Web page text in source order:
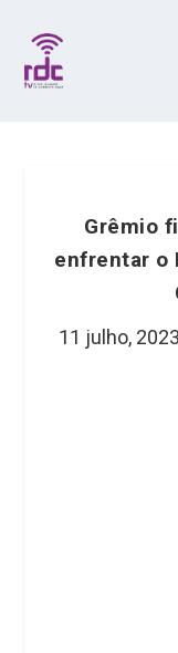
Grêmio
enfrentar o
11 julho, 2023